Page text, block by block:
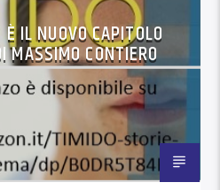
È IL NUOVO CAPITOLO
MASSIMO CONTIERO